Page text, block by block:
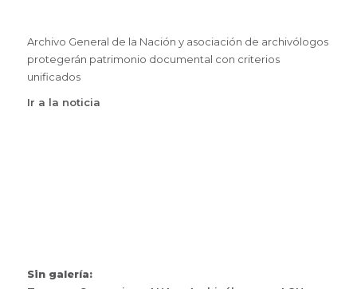
Archivo General de la Nación y asociación de archivólogos
protegerán patrimonio documental con criterios
unificados
Ir a la noticia
Sin galería: